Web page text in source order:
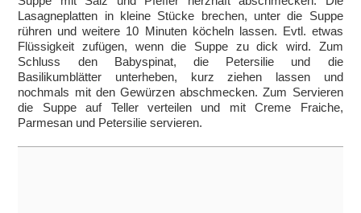
Lasagneplatten in kleine Stücke brechen, unter die Suppe
rühren und weitere 10 Minuten köcheln lassen. Evtl. etwas
Flüssigkeit zufügen, wenn die Suppe zu dick wird. Zum
Schluss den Babyspinat, die Petersilie und die
Basilikumblätter unterheben, kurz ziehen lassen und
nochmals mit den Gewürzen abschmecken. Zum Servieren
die Suppe auf Teller verteilen und mit Creme Fraiche,
Parmesan und Petersilie servieren.